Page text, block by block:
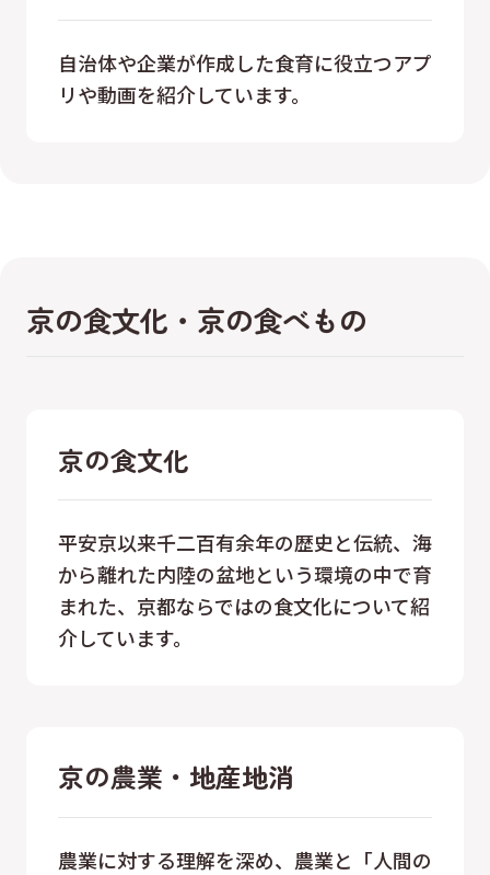
自治体や企業が作成した食育に役立つアプ
リや動画を紹介しています。
京の食文化・京の食べもの
京の食文化
平安京以来千二百有余年の歴史と伝統、海
から離れた内陸の盆地という環境の中で育
まれた、京都ならではの食文化について紹
介しています。
京の農業・地産地消
農業に対する理解を深め、農業と「人間の